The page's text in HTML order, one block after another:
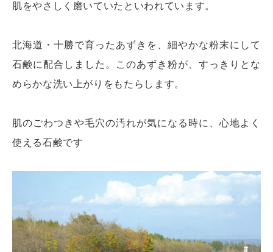
肌をやさしく磨いていたといわれています。
北海道・十勝で育ったあずきを、細やかな粉末にして
石鹸に配合しました。このあずき粉が、すっきりとな
めらかな洗い上がりをもたらします。
肌のごわつきや毛穴の汚れが気になる時に、心地よく
使える石鹸です